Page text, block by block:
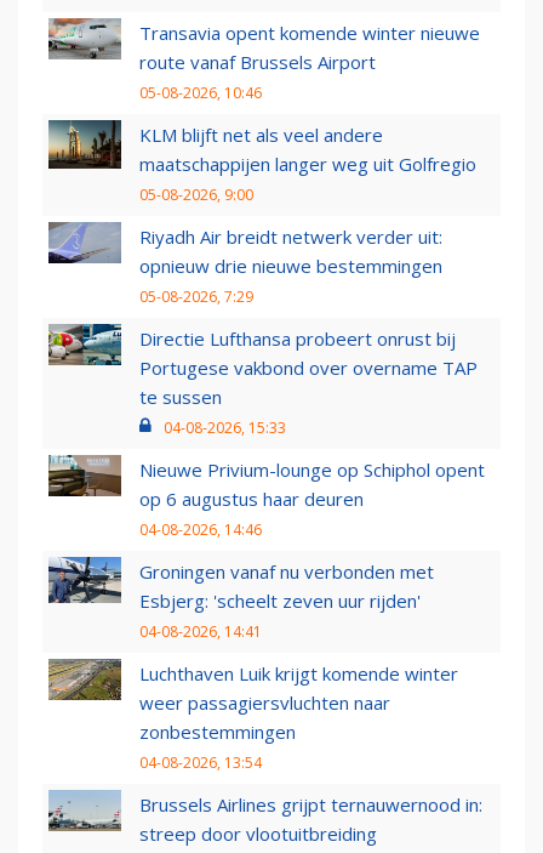
Transavia opent komende winter nieuwe
route vanaf Brussels Airport
05-08-2026, 10:46
KLM blijft net als veel andere
maatschappijen langer weg uit Golfregio
05-08-2026, 9:00
Riyadh Air breidt netwerk verder uit:
opnieuw drie nieuwe bestemmingen
05-08-2026, 7:29
Directie Lufthansa probeert onrust bij
Portugese vakbond over overname TAP
te sussen
04-08-2026, 15:33
Nieuwe Privium-lounge op Schiphol opent
op 6 augustus haar deuren
04-08-2026, 14:46
Groningen vanaf nu verbonden met
Esbjerg: 'scheelt zeven uur rijden'
04-08-2026, 14:41
Luchthaven Luik krijgt komende winter
weer passagiersvluchten naar
zonbestemmingen
04-08-2026, 13:54
Brussels Airlines grijpt ternauwernood in:
streep door vlootuitbreiding